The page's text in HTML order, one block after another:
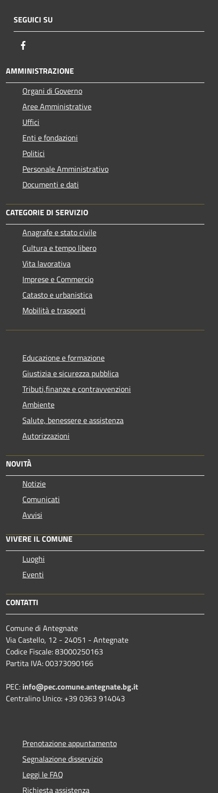
SEGUICI SU
AMMINISTRAZIONE
Organi di Governo
Aree Amministrative
Uffici
Enti e fondazioni
Politici
Personale Amministrativo
Documenti e dati
CATEGORIE DI SERVIZIO
Anagrafe e stato civile
Cultura e tempo libero
Vita lavorativa
Imprese e Commercio
Catasto e urbanistica
Mobilità e trasporti
Educazione e formazione
Giustizia e sicurezza pubblica
Tributi,finanze e contravvenzioni
Ambiente
Salute, benessere e assistenza
Autorizzazioni
NOVITÀ
Notizie
Comunicati
Avvisi
VIVERE IL COMUNE
Luoghi
Eventi
CONTATTI
Comune di Antegnate
Via Castello, 12 - 24051 - Antegnate
Codice Fiscale: 83000250163
Partita IVA: 00373090166
PEC: info@pec.comune.antegnate.bg.it
Centralino Unico: +39 0363 914043
Prenotazione appuntamento
Segnalazione disservizio
Leggi le FAQ
Richiesta assistenza